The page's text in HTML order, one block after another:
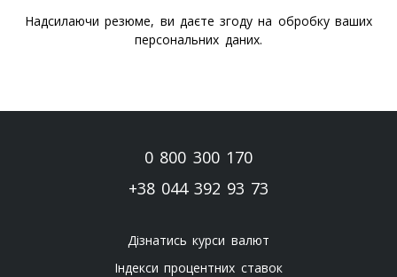
Надсилаючи резюме, ви даєте згоду на обробку ваших
персональних даних.
0 800 300 170
+38 044 392 93 73
Дізнатись курси валют
Індекси процентних ставок